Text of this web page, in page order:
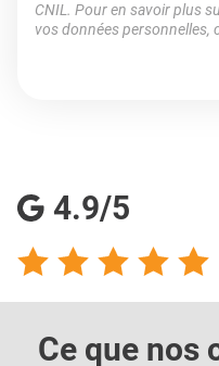
CNIL. Pour en savoir plus
vos données personnelles,
4.9/5
Ce que nos